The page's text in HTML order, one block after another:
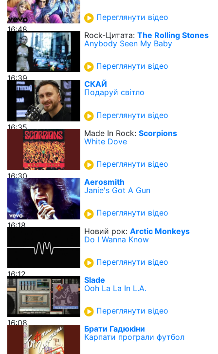
16:48
Переглянути відео
16:39
Rock-Цитата: The Rolling Stones
Anybody Seen My Baby
Переглянути відео
16:35
СКАЙ
Подаруй світло
Переглянути відео
16:30
Made In Rock: Scorpions
White Dove
Переглянути відео
16:18
Aerosmith
Janie's Got A Gun
Переглянути відео
16:12
Новий рок: Arctic Monkeys
Do I Wanna Know
Переглянути відео
16:08
Slade
Ooh La La In L.A.
Переглянути відео
Брати Гадюкіни
Карпати програли футбол